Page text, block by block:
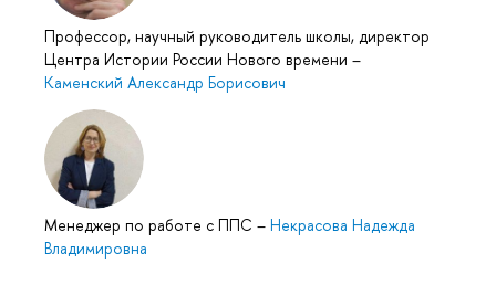
Профессор, научный руководитель школы, директор
Центра Истории России Нового времени –
Каменский Александр Борисович
Менеджер по работе с ППС – Некрасова Надежда
Владимировна